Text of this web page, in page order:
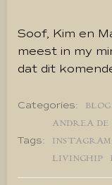
Soof, Kim en
meest in my
dat dit
Categories: BLOG
Tags:
ANDREA
INSTAGRAM
LIVINGHIP